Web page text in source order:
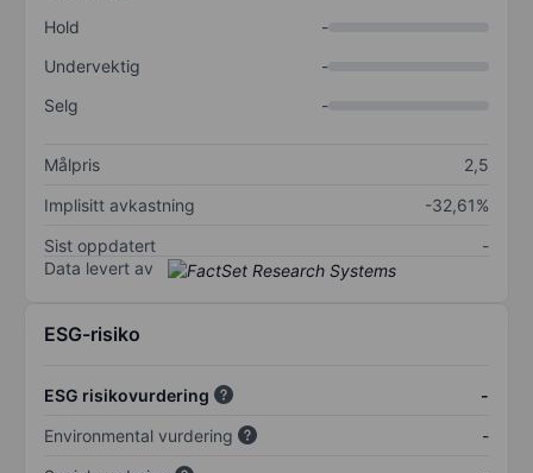
Hold
-
Undervektig
-
Selg
-
Målpris
2,5
Implisitt avkastning
-32,61%
Sist oppdatert
-
Data levert av
ESG-risiko
ESG risikovurdering
-
Environmental vurdering
-